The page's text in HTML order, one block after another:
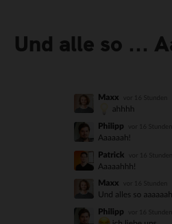
Und alle so ...